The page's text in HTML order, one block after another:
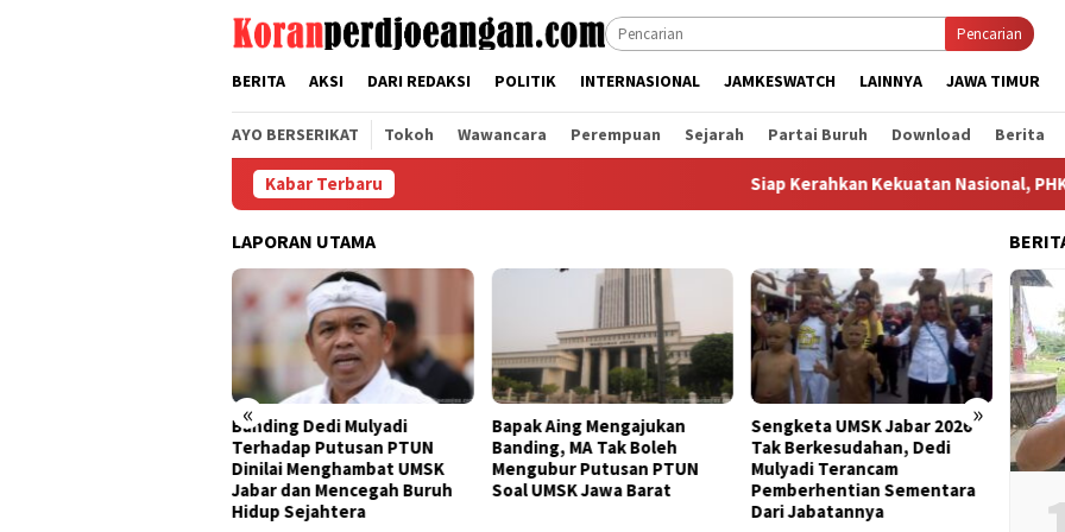
Pencarian
BERITA AKSI DARI REDAKSI POLITIK INTERNASIONAL JAMKESWATCH LAINNYA JAWA TIMUR
AYO BERSERIKAT Tokoh Wawancara Perempuan Sejarah Partai Buruh Download Berita
Kabar Terbaru Siap Kerahkan Kekuatan Nasional, PHK
LAPORAN UTAMA
« »
Bapak Aing Mengajukan
Banding, MA Tak Boleh
Mengubur Putusan PTUN
Soal UMSK Jawa Barat
Sengketa UMSK Jabar 2026
Tak Berkesudahan, Dedi
Mulyadi Terancam
Pemberhentian Sementara
Banding Putusan PTUN Prihal
UMSK Jabar Tuai Sorotan
KSPI: Yang Bayar UMSK Itu
Pengusaha, Tapi Mengapa
Gubernur Ngotot Melakukan